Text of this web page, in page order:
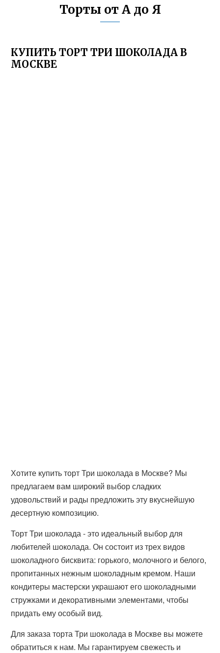
Торты от А до Я
КУПИТЬ ТОРТ ТРИ ШОКОЛАДА В
МОСКВЕ
Хотите купить торт Три шоколада в Москве? Мы
предлагаем вам широкий выбор сладких
удовольствий и рады предложить эту вкуснейшую
десертную композицию.
Торт Три шоколада - это идеальный выбор для
любителей шоколада. Он состоит из трех видов
шоколадного бисквита: горького, молочного и белого,
пропитанных нежным шоколадным кремом. Наши
кондитеры мастерски украшают его шоколадными
стружками и декоративными элементами, чтобы
придать ему особый вид.
Для заказа торта Три шоколада в Москве вы можете
обратиться к нам. Мы гарантируем свежесть и